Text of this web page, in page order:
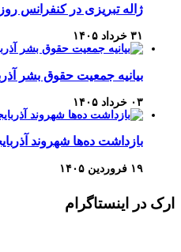
ژاله تبریزی در کنفرانس
۳۱ خرداد ۱۴۰۵
بیانیه جمعیت حقوق بشر
۰۳ خرداد ۱۴۰۵
بازداشت ده‌ها شهروند
۱۹ فروردین ۱۴۰۵
ارک در اینستاگرام